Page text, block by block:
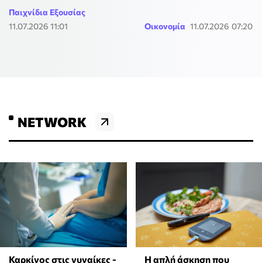
Παιχνίδια Εξουσίας
11.07.2026 11:01
Οικονομία 11.07.2026 07:20
NETWORK
Καρκίνος στις γυναίκες -
Η απλή άσκηση που